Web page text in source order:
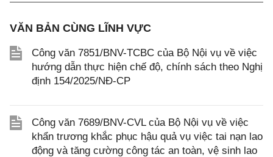
VĂN BẢN CÙNG LĨNH VỰC
Công văn 7851/BNV-TCBC của Bộ Nội vụ về việc
hướng dẫn thực hiện chế độ, chính sách theo Nghị
định 154/2025/NĐ-CP
Công văn 7689/BNV-CVL của Bộ Nội vụ về việc
khẩn trương khắc phục hậu quả vụ việc tai nạn lao
động và tăng cường công tác an toàn, vệ sinh lao